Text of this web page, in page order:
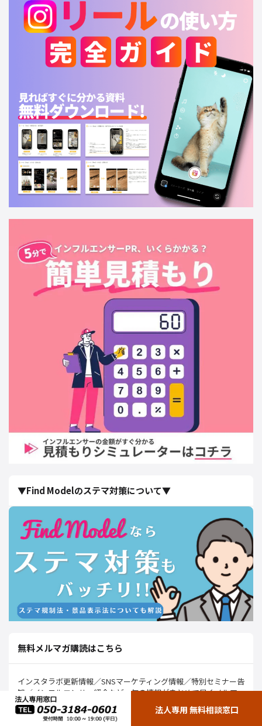
▼Find Modelのステマ対策について▼
無料メルマガ購読はこちら
インスタラボ更新情報／SNSマーケティング情報／特別セミナー告
知／インフルエンサー紹介など、旬の情報がまとめて届くメルマ
ガです。（★情報入力後、仮登録メールが届く⇒ 本登録となりま
す）
法人専用 無料相談窓口